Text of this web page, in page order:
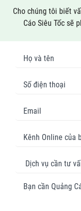
Cho chúng tôi biết
Cáo Siêu Tốc sẽ